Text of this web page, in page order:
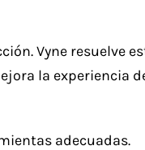
Vyne resuelve
la experiencia
adecuadas.